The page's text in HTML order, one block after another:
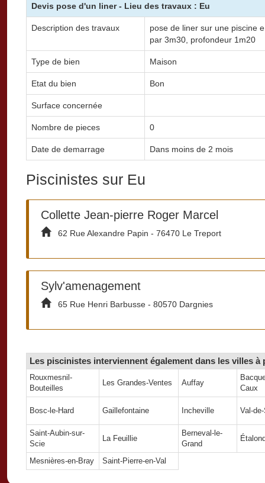
Devis pose d'un liner - Lieu des travaux : Eu
Description des travaux
pose de liner sur une piscine
par 3m30, profondeur 1m20
Type de bien Maison
Etat du bien Bon
Surface concernée
Nombre de pieces 0
Date de demarrage Dans moins de 2 mois
Piscinistes sur Eu
Collette Jean-pierre Roger Marcel
62 Rue Alexandre Papin - 76470 Le Treport
Sylv'amenagement
65 Rue Henri Barbusse - 80570 Dargnies
Les piscinistes interviennent également dans les villes à
Rouxmesnil-
Bouteilles
Les Grandes-Ventes Auffay
Caux
Bosc-le-Hard Gaillefontaine Incheville Val-
Saint-Aubin-sur-
Scie
La Feuillie
Berneval-le-
Grand
Mesnières-en-Bray Saint-Pierre-en-Val